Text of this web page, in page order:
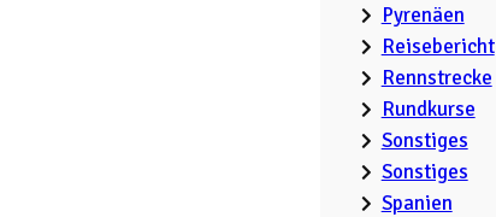
Pyrenäen
Reisebericht
Rennstrecke
Rundkurse
Sonstiges
Sonstiges
Spanien